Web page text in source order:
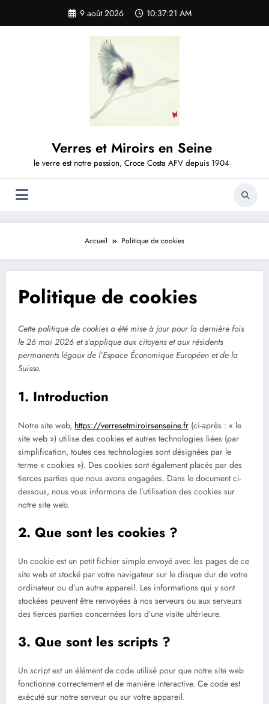
contenu
9 août 2026 10:37:22 AM
Verres et Miroirs en Seine
le verre est notre passion, Croce Costa AFV depuis 1904
Accueil Politique de cookies
Politique de cookies
Cette politique de cookies a été mise à jour pour la dernière fois
le 26 mai 2026 et s’applique aux citoyens et aux résidents
permanents légaux de l’Espace Économique Européen et de la
Suisse.
1. Introduction
Notre site web, https://verresetmiroirsenseine.fr (ci-après : « le
site web ») utilise des cookies et autres technologies liées (par
simplification, toutes ces technologies sont désignées par le
terme « cookies »). Des cookies sont également placés par des
tierces parties que nous avons engagées. Dans le document ci-
dessous, nous vous informons de l’utilisation des cookies sur
notre site web.
2. Que sont les cookies ?
Un cookie est un petit fichier simple envoyé avec les pages de ce
site web et stocké par votre navigateur sur le disque dur de votre
ordinateur ou d’un autre appareil. Les informations qui y sont
stockées peuvent être renvoyées à nos serveurs ou aux serveurs
des tierces parties concernées lors d’une visite ultérieure.
3. Que sont les scripts ?
Un script est un élément de code utilisé pour que notre site web
fonctionne correctement et de manière interactive. Ce code est
exécuté sur notre serveur ou sur votre appareil.